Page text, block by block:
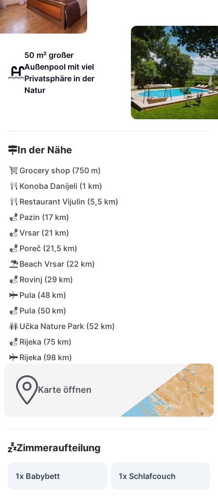
50 m² großer
Außenpool mit viel
Privatsphäre in der
Natur
In der Nähe
Grocery shop (750 m)
Konoba Danijeli (1 km)
Restaurant Vijulin (5,5 km)
Pazin (17 km)
Vrsar (21 km)
Poreč (21,5 km)
Beach Vrsar (22 km)
Rovinj (29 km)
Pula (48 km)
Pula (50 km)
Učka Nature Park (52 km)
Rijeka (75 km)
Rijeka (98 km)
Karte öffnen
Zimmeraufteilung
1x Babybett 1x Schlafcouch